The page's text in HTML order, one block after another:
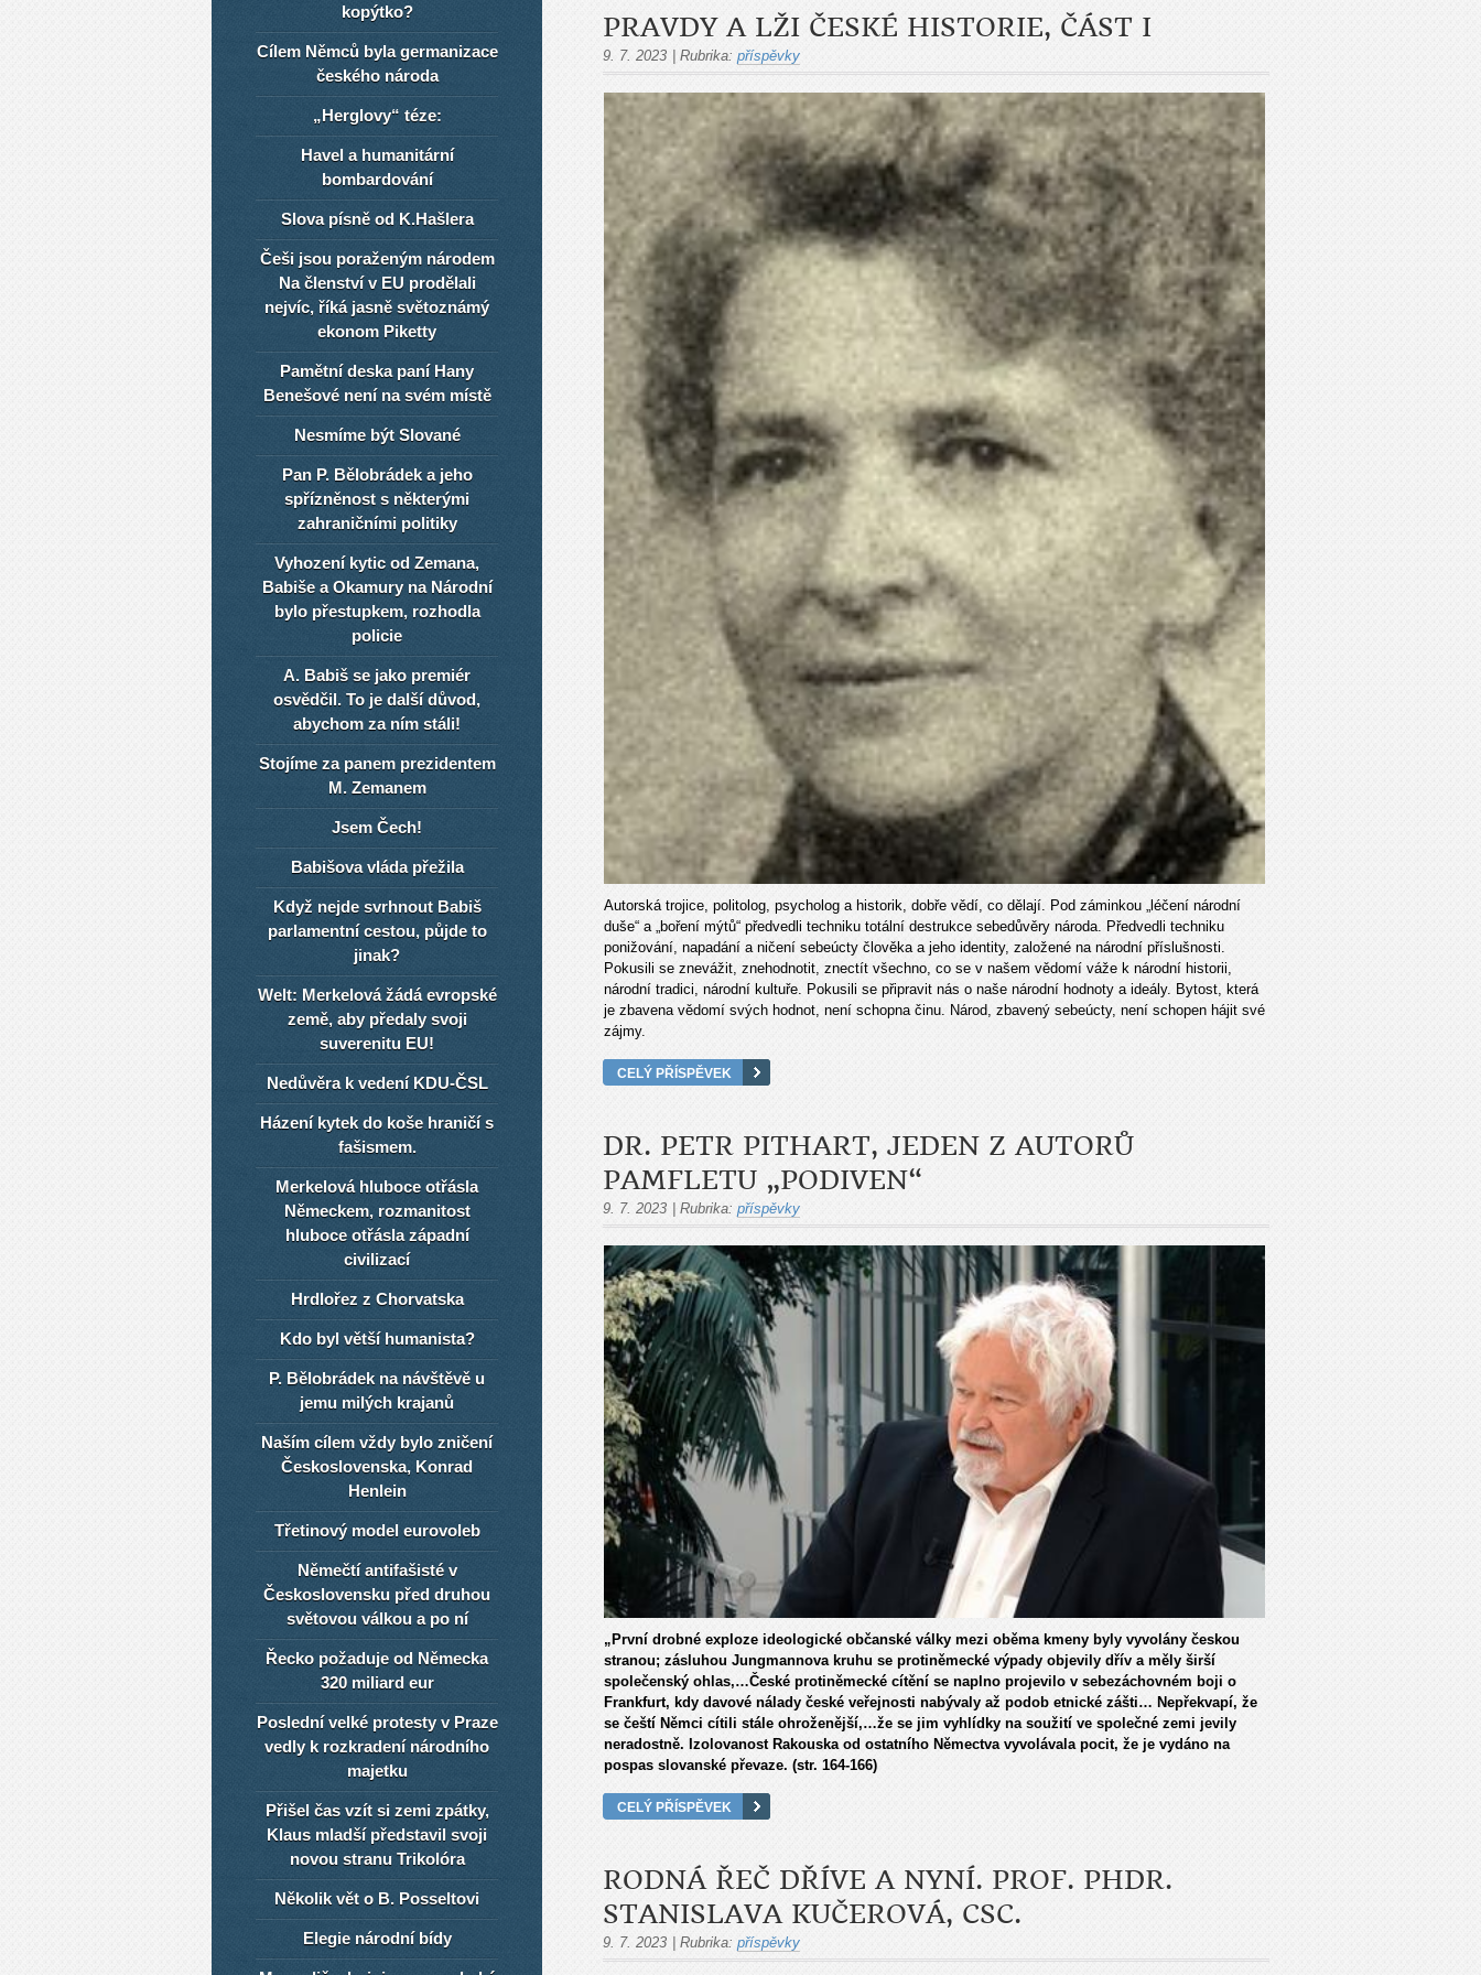
PRAVDY A LŽI ČESKÉ HISTORIE, ČÁST I
9. 7. 2023 Rubrika: příspěvky
Autorská trojice, politolog, psycholog a historik, dobře vědí, co dělají. Pod záminkou „léčení národní
duše“ a „boření mýtů“ předvedli techniku totální destrukce sebedůvěry národa. Předvedli techniku
ponižování, napadání a ničení sebeúcty člověka a jeho identity, založené na národní příslušnosti.
Pokusili se znevážit, znehodnotit, znectít všechno, co se v našem vědomí váže k národní historii,
národní tradici, národní kultuře. Pokusili se připravit nás o naše národní hodnoty a ideály. Bytost, která
je zbavena vědomí svých hodnot, není schopna činu. Národ, zbavený sebeúcty, není schopen hájit své
zájmy.
CELÝ PŘÍSPĚVEK
DR. PETR PITHART, JEDEN Z AUTORŮ
PAMFLETU „PODIVEN“
9. 7. 2023 Rubrika: příspěvky
„První drobné exploze ideologické občanské války mezi oběma kmeny byly vyvolány českou
stranou; zásluhou Jungmannova kruhu se protiněmecké výpady objevily dřív a měly širší
společenský ohlas,…České protiněmecké cítění se naplno projevilo v sebezáchovném boji o
Frankfurt, kdy davové nálady české veřejnosti nabývaly až podob etnické zášti… Nepřekvapí, že
se čeští Němci cítili stále ohroženější,…že se jim vyhlídky na soužití ve společné zemi jevily
neradostně. Izolovanost Rakouska od ostatního Němectva vyvolávala pocit, že je vydáno na
pospas slovanské převaze. (str. 164-166)
CELÝ PŘÍSPĚVEK
RODNÁ ŘEČ DŘÍVE A NYNÍ. PROF. PHDR.
STANISLAVA KUČEROVÁ, CSC.
9. 7. 2023 Rubrika: příspěvky
kopýtko?
Cílem Němců byla germanizace
českého národa
„Herglovy“ téze:
Havel a humanitární
bombardování
Slova písně od K.Hašlera
Češi jsou poraženým národem
Na členství v EU prodělali
nejvíc, říká jasně světoznámý
ekonom Piketty
Pamětní deska paní Hany
Benešové není na svém místě
Nesmíme být Slované
Pan P. Bělobrádek a jeho
spřízněnost s některými
zahraničními politiky
Vyhození kytic od Zemana,
Babiše a Okamury na Národní
bylo přestupkem, rozhodla
policie
A. Babiš se jako premiér
osvědčil. To je další důvod,
abychom za ním stáli!
Stojíme za panem prezidentem
M. Zemanem
Jsem Čech!
Babišova vláda přežila
Když nejde svrhnout Babiš
parlamentní cestou, půjde to
jinak?
Welt: Merkelová žádá evropské
země, aby předaly svoji
suverenitu EU!
Nedůvěra k vedení KDU-ČSL
Házení kytek do koše hraničí s
fašismem.
Merkelová hluboce otřásla
Německem, rozmanitost
hluboce otřásla západní
civilizací
Hrdlořez z Chorvatska
Kdo byl větší humanista?
P. Bělobrádek na návštěvě u
jemu milých krajanů
Naším cílem vždy bylo zničení
Československa, Konrad
Henlein
Třetinový model eurovoleb
Němečtí antifašisté v
Československu před druhou
světovou válkou a po ní
Řecko požaduje od Německa
320 miliard eur
Poslední velké protesty v Praze
vedly k rozkradení národního
majetku
Přišel čas vzít si zemi zpátky,
Klaus mladší představil svoji
novou stranu Trikolóra
Několik vět o B. Posseltovi
Elegie národní bídy